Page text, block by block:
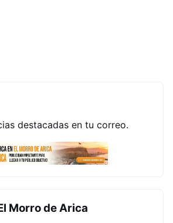
destacadas en tu correo.
Morro de Arica